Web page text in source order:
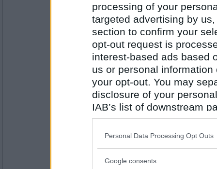
processing of your
targeted advertising by
section to confirm your
opt-out request is
interest-based ads based
us or personal
your opt-out. You may
disclosure of your
IAB’s list of downstream
also be disclosed by us
Downstream Participants
Please note that this
Personal Data Processing Opt Outs
Google consents
Antal inlägg:
5079
Ruckzuck
Antal inlägg:
34614
Finns det en yttervärld utanför mitt
Det är något av en slamkrypare.
remvanrijn
Antal inlägg:
vilken fiskrätt lagade årets kock ?
vissa saker ändras aldrig